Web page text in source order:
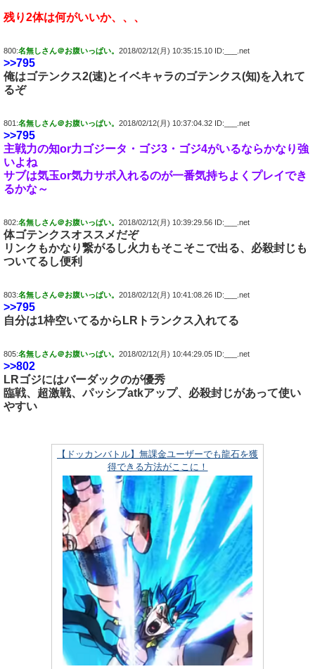
残り2体は何がいいか、、、
800:名無しさん＠お腹いっぱい。 2018/02/12(月) 10:35:15.10 ID:___.net
>>795
俺はゴテンクス2(速)とイベキャラのゴテンクス(知)を入れて
るぞ
801:名無しさん＠お腹いっぱい。 2018/02/12(月) 10:37:04.32 ID:___.net
>>795
主戦力の知or力ゴジータ・ゴジ3・ゴジ4がいるならかなり強
いよね
サブは気玉or気力サポ入れるのが一番気持ちよくプレイでき
るかな～
802:名無しさん＠お腹いっぱい。 2018/02/12(月) 10:39:29.56 ID:___.net
体ゴテンクスオススメだぞ
リンクもかなり繋がるし火力もそこそこで出る、必殺封じも
ついてるし便利
803:名無しさん＠お腹いっぱい。 2018/02/12(月) 10:41:08.26 ID:___.net
>>795
自分は1枠空いてるからLRトランクス入れてる
805:名無しさん＠お腹いっぱい。 2018/02/12(月) 10:44:29.05 ID:___.net
>>802
LRゴジにはバーダックのが優秀
臨戦、超激戦、パッシブatkアップ、必殺封じがあって使い
やすい
【ドッカンバトル】無課金ユーザーでも龍石を獲
得できる方法がここに！